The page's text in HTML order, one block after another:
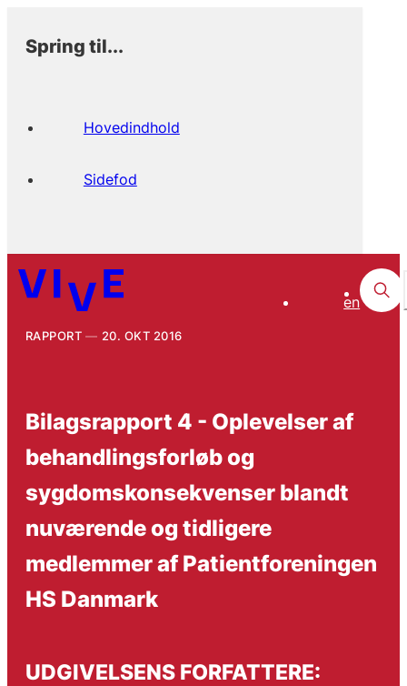
Spring til...
Hovedindhold
Sidefod
en
RAPPORT 20. OKT 2016
Bilagsrapport 4 - Oplevelser af
behandlingsforløb og
sygdomskonsekvenser blandt
nuværende og tidligere
medlemmer af Patientforeningen
HS Danmark
UDGIVELSENS FORFATTERE: